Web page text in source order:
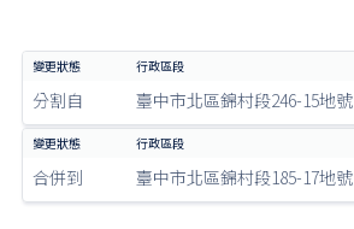
分割自 臺中市北區錦村段246-15地號
合併到 臺中市北區錦村段185-17地號